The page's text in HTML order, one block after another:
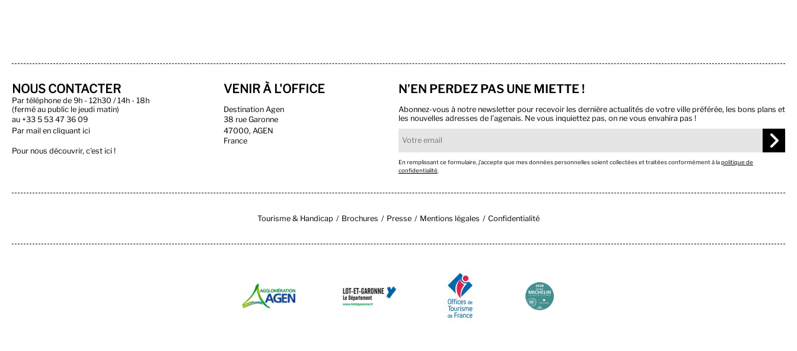
NOUS CONTACTER
Par téléphone de 9h - 12h30 / 14h - 18h
(fermé au public le jeudi matin)
au +33 5 53 47 36 09
Par mail en cliquant ici
Pour nous découvrir, c'est ici !
VENIR À L'OFFICE
Destination Agen
38 rue Garonne
47000, AGEN
France
N’EN PERDEZ PAS UNE MIETTE !
Abonnez-vous à notre newsletter pour recevoir les dernière actualités de votre ville préférée, les bons plans et
les nouvelles adresses de l’agenais. Ne vous inquiettez pas, on ne vous envahira pas !
En remplissant ce formulaire, j’accepte que mes données personnelles soient collectées et traitées conformément à lapolitique de
confidentialité
Tourisme & Handicap Brochures Presse Mentions légales Confidentialité